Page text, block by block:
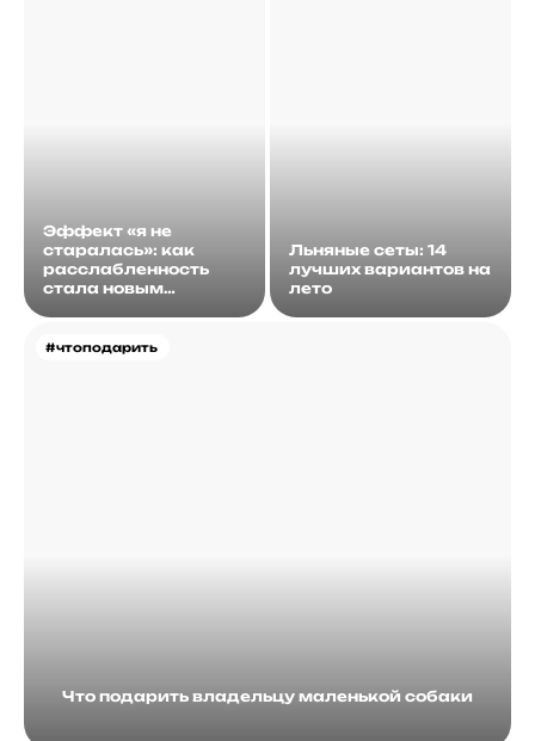
Эффект «я не
старалась»: как
расслабленность
стала новым
#чтоподарить
Что подарить владельцу маленькой собаки
Льняные сеты: 14
лучших вариантов на
лето